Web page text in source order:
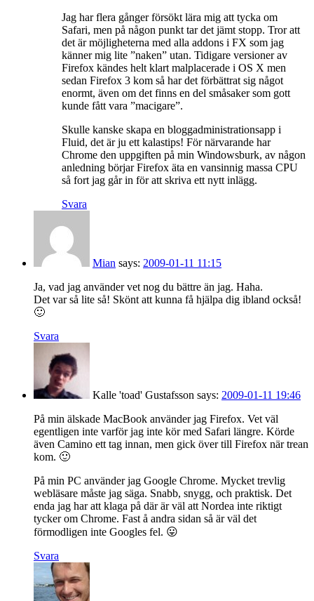
Jag har flera gånger försökt lära mig att tycka om
Safari, men på någon punkt tar det jämt stopp. Tror att
det är möjligheterna med alla addons i FX som jag
känner mig lite ”naken” utan. Tidigare versioner av
Firefox kändes helt klart malplacerade i OS X men
sedan Firefox 3 kom så har det förbättrat sig något
enormt, även om det finns en del småsaker som gott
kunde fått vara ”macigare”.
Skulle kanske skapa en bloggadministrationsapp i
Fluid, det är ju ett kalastips! För närvarande har
Chrome den uppgiften på min Windowsburk, av någon
anledning börjar Firefox äta en vansinnig massa CPU
så fort jag går in för att skriva ett nytt inlägg.
Svara
Mian says: 2009-01-11 11:15
Ja, vad jag använder vet nog du bättre än jag. Haha.
Det var så lite så! Skönt att kunna få hjälpa dig ibland också!
🙂
Svara
Kalle 'toad' Gustafsson says: 2009-01-11 19:46
På min älskade MacBook använder jag Firefox. Vet väl
egentligen inte varför jag inte kör med Safari längre. Körde
även Camino ett tag innan, men gick över till Firefox när trean
kom. 🙂
På min PC använder jag Google Chrome. Mycket trevlig
webläsare måste jag säga. Snabb, snygg, och praktisk. Det
enda jag har att klaga på där är väl att Nordea inte riktigt
tycker om Chrome. Fast å andra sidan så är väl det
förmodligen inte Googles fel. 😛
Svara